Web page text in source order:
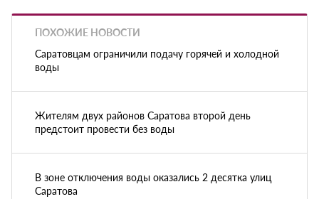
ПОХОЖИЕ НОВОСТИ
Саратовцам ограничили подачу горячей и холодной
воды
Жителям двух районов Саратова второй день
предстоит провести без воды
В зоне отключения воды оказались 2 десятка улиц
Саратова